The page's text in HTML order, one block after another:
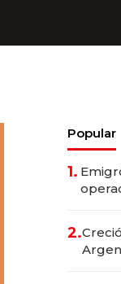
Popular
1.
2.